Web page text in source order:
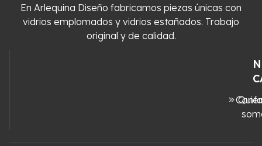
En Arlequina Diseño fabricamos piezas únicas con
vidrios emplomados y vidrios estañados. Trabajo
original y de calidad.